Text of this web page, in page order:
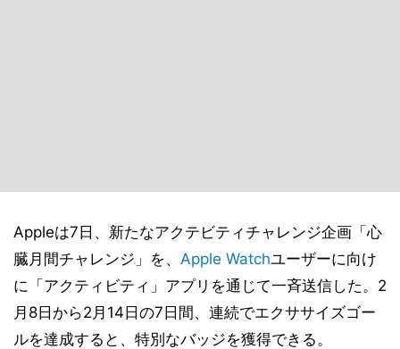
Appleは7日、新たなアクテビティチャレンジ企画「心
臓月間チャレンジ」を、 Apple Watchユーザーに向け
に「アクティビティ」アプリを通じて一斉送信した。2
月8日から2月14日の7日間、連続でエクササイズゴー
ルを達成すると、特別なバッジを獲得できる。